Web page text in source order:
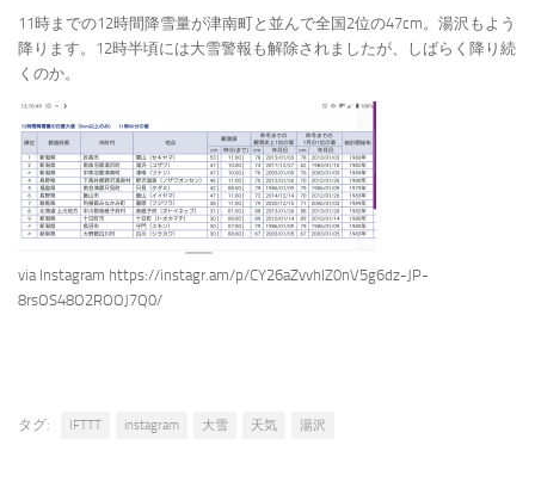
11時までの12時間降雪量が津南町と並んで全国2位の47cm。湯沢もよう
降ります。12時半頃には大雪警報も解除されましたが、しばらく降り続
くのか。
via Instagram https://instagr.am/p/CY26aZvvhlZ0nV5g6dz-JP-
8rsOS48O2ROOJ7Q0/
タグ: IFTTT instagram 大雪 天気 湯沢